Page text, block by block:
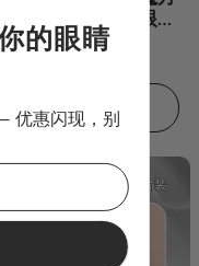
水凝胶彩色隐形眼镜
2片装-黎明初雪
$3.98 US $6.00
加入购物车
的眼睛
优惠闪现，别